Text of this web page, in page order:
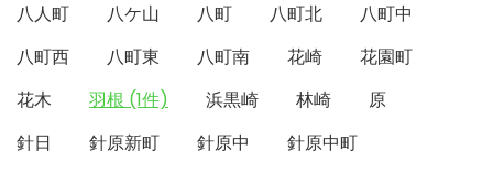
八人町
八ケ山 八町 八町北
八町中
八町西
八町東 八町南 花崎
花園町
花木
羽根 (1件) 浜黒崎 林崎
原
針日
針原新町 針原中 針原中町